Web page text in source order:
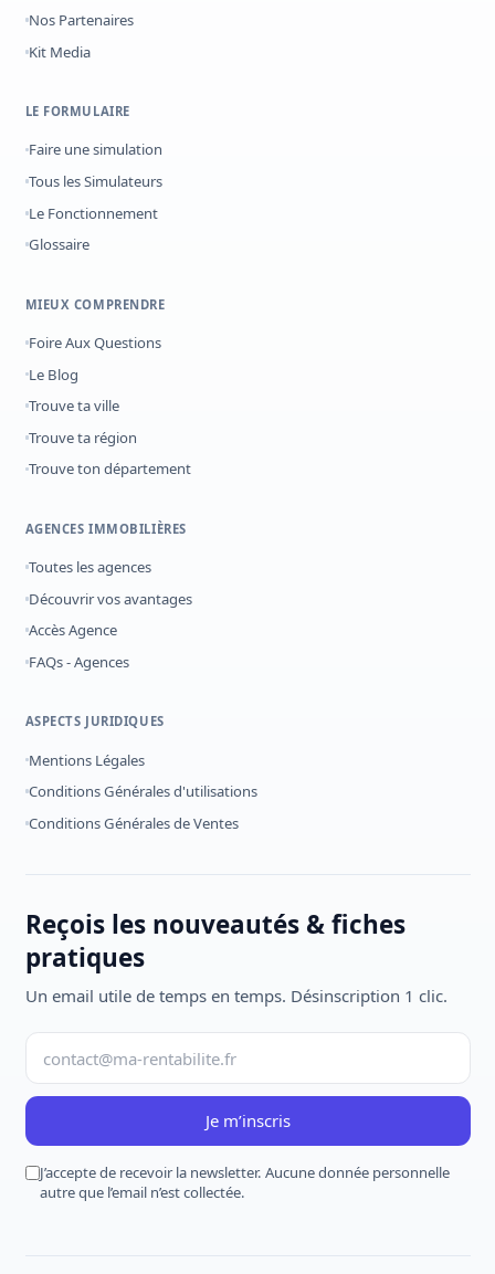
Nos Partenaires
Kit Media
LE FORMULAIRE
Faire une simulation
Tous les Simulateurs
Le Fonctionnement
Glossaire
MIEUX COMPRENDRE
Foire Aux Questions
Le Blog
Trouve ta ville
Trouve ta région
Trouve ton département
AGENCES IMMOBILIÈRES
Toutes les agences
Découvrir vos avantages
Accès Agence
FAQs - Agences
ASPECTS JURIDIQUES
Mentions Légales
Conditions Générales d'utilisations
Conditions Générales de Ventes
Reçois les nouveautés & fiches
pratiques
Un email utile de temps en temps. Désinscription 1 clic.
Je m’inscris
J’accepte de recevoir la newsletter. Aucune donnée personnelle
autre que l’email n’est collectée.